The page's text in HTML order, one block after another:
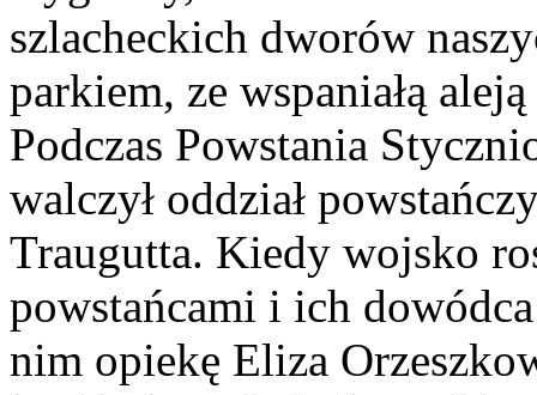
szlacheckich dworów
parkiem, ze wspaniałą
Podczas Powstania
walczył oddział
Traugutta. Kiedy wojsko
powstańcami i ich
nim opiekę Eliza